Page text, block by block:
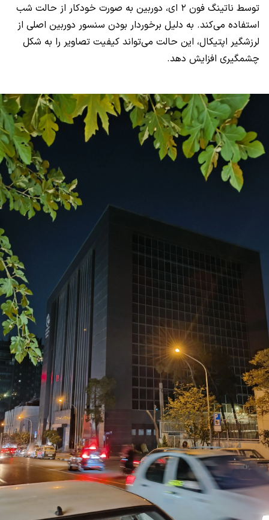
توسط ناتینگ فون ۲ ای، دوربین به صورت خودکار از حالت شب
استفاده می‌کند. به دلیل برخوردار بودن سنسور دوربین اصلی از
لرزشگیر اپتیکال، این حالت می‌تواند کیفیت تصاویر را به شکل
چشمگیری افزایش دهد.